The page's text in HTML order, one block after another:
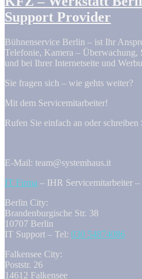
Support Provider
Bühnenservice Berlin – ist Ihr
Telefonie, Kamera –
und bei Ihrer Internetseite und
Sie fragen sich – wie gehts weiter?
Mit dem Servicemitarbeiter!
Rufen Sie einfach an oder schreiben
E-Mail: team@systemhaus.it
IT Firma – IHR Servicemitarbeiter
Berlin City:
Brandenburgische Str. 38
10707 Berlin
IT Support – Tel: 030 54874086
Falkensee City:
Poststr. 26
14612 Falkensee